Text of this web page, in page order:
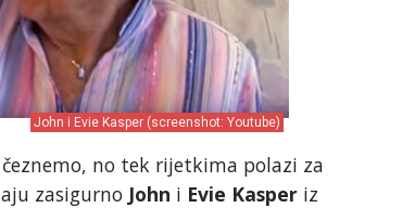
John i Evie Kasper (screenshot: Youtube)
no tek rijetkima polazi za
zasigurno John i Evie Kasper iz